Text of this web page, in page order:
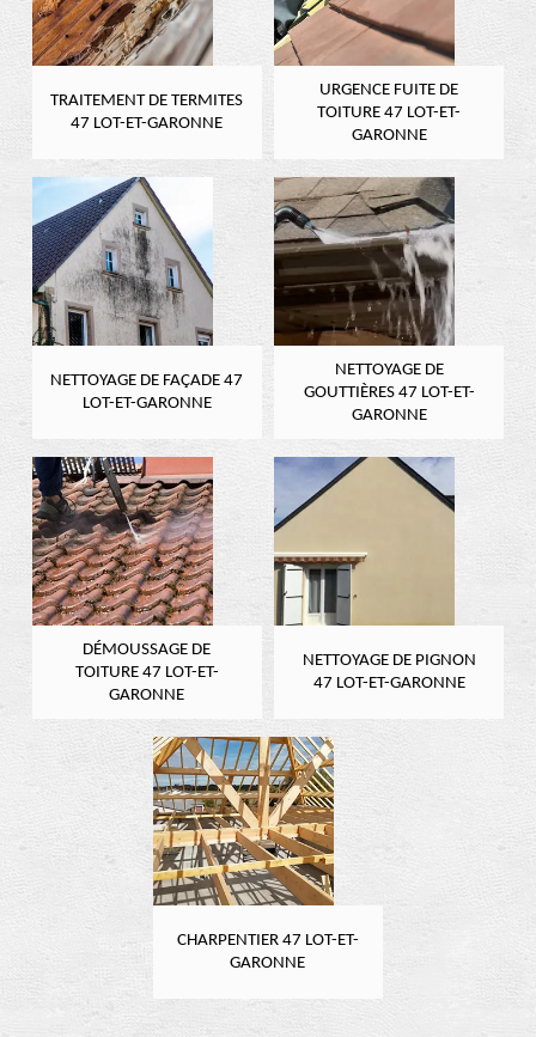
TRAITEMENT DE TERMITES
47 LOT-ET-GARONNE
URGENCE FUITE DE
TOITURE 47 LOT-ET-
GARONNE
NETTOYAGE DE FAÇADE 47
LOT-ET-GARONNE
NETTOYAGE DE
GOUTTIÈRES 47 LOT-ET-
GARONNE
DÉMOUSSAGE DE
TOITURE 47 LOT-ET-
GARONNE
NETTOYAGE DE PIGNON
47 LOT-ET-GARONNE
CHARPENTIER 47 LOT-ET-
GARONNE